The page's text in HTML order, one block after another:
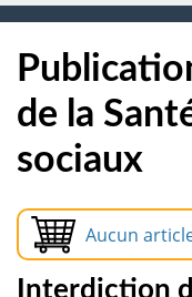
de la
sociaux
Aucun
Interdiction